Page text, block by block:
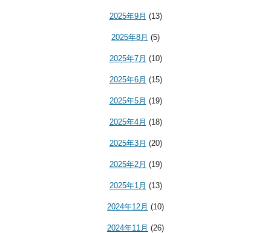
2025年9月 (13)
2025年8月 (5)
2025年7月 (10)
2025年6月 (15)
2025年5月 (19)
2025年4月 (18)
2025年3月 (20)
2025年2月 (19)
2025年1月 (13)
2024年12月 (10)
2024年11月 (26)